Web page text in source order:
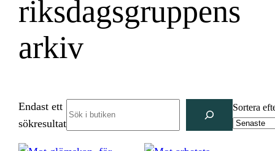
riksdagsgruppens
arkiv
Endast ett
sökresultat
Sortera